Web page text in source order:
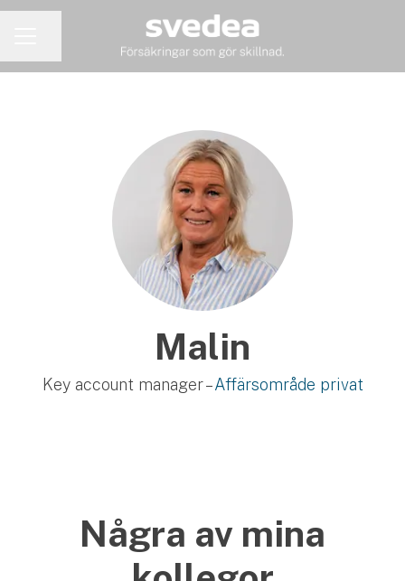
Malin
Key account manager –Affärsområde privat
Några av mina